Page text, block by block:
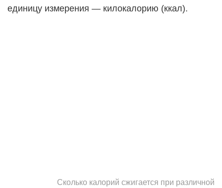
единицу измерения — килокалорию (ккал).
Сколько калорий сжигается при различной